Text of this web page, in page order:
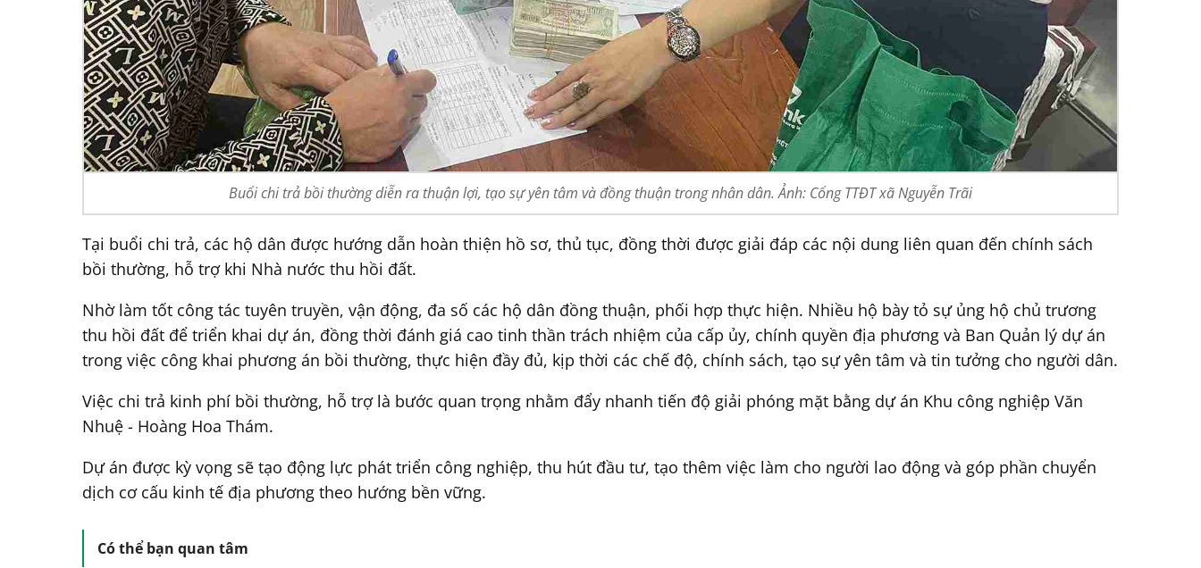
Buổi chi trả bồi thường diễn ra thuận lợi, tạo sự yên tâm và đồng thuận trong nhân dân. Ảnh: Cổng TTĐT xã Nguyễn Trãi
Tại buổi chi trả, các hộ dân được hướng dẫn hoàn thiện hồ sơ, thủ tục, đồng thời được giải đáp các nội dung liên quan đến chính sách
bồi thường, hỗ trợ khi Nhà nước thu hồi đất.
Nhờ làm tốt công tác tuyên truyền, vận động, đa số các hộ dân đồng thuận, phối hợp thực hiện. Nhiều hộ bày tỏ sự ủng hộ chủ trương
thu hồi đất để triển khai dự án, đồng thời đánh giá cao tinh thần trách nhiệm của cấp ủy, chính quyền địa phương và Ban Quản lý dự án
trong việc công khai phương án bồi thường, thực hiện đầy đủ, kịp thời các chế độ, chính sách, tạo sự yên tâm và tin tưởng cho người dân.
Việc chi trả kinh phí bồi thường, hỗ trợ là bước quan trọng nhằm đẩy nhanh tiến độ giải phóng mặt bằng dự án Khu công nghiệp Văn
Nhuệ - Hoàng Hoa Thám.
Dự án được kỳ vọng sẽ tạo động lực phát triển công nghiệp, thu hút đầu tư, tạo thêm việc làm cho người lao động và góp phần chuyển
dịch cơ cấu kinh tế địa phương theo hướng bền vững.
Có thể bạn quan tâm